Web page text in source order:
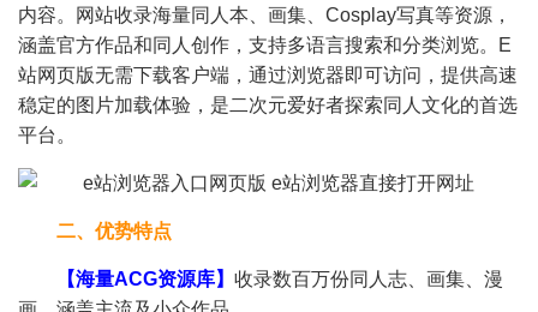
内容。网站收录海量同人本、画集、Cosplay写真等资源，
涵盖官方作品和同人创作，支持多语言搜索和分类浏览。E
站网页版无需下载客户端，通过浏览器即可访问，提供高速
稳定的图片加载体验，是二次元爱好者探索同人文化的首选
平台。
二、优势特点
【海量ACG资源库】 收录数百万份同人志、画集、漫